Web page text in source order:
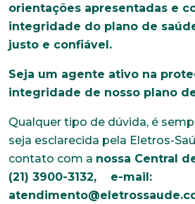
orientações apresentadas e
integridade do plano de
justo e confiável.
Seja um agente ativo na
integridade de nosso plano
Qualquer tipo de dúvida, é
seja esclarecida pela Eletros-
contato com a nossa Central
(21) 3900-3132, e-mail: